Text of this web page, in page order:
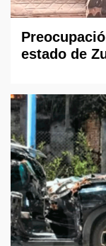
estado de